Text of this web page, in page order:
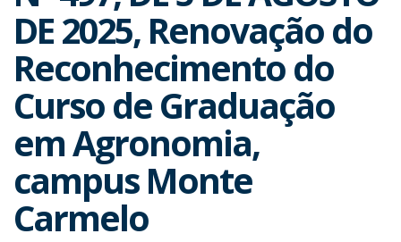
DE 2025, Renovação do
Reconhecimento do
Curso de Graduação
em Agronomia,
campus Monte
Carmelo